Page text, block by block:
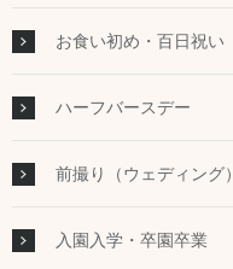
お食い初め・百日祝い
ハーフバースデー
前撮り（ウェディング）
入園入学・卒園卒業